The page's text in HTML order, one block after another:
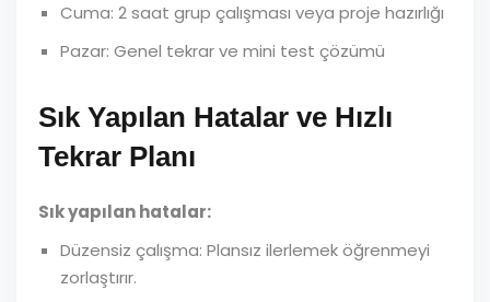
Cuma: 2 saat grup çalışması veya proje hazırlığı
Pazar: Genel tekrar ve mini test çözümü
Sık Yapılan Hatalar ve Hızlı
Tekrar Planı
Sık yapılan hatalar:
Düzensiz çalışma: Plansız ilerlemek öğrenmeyi
zorlaştırır.